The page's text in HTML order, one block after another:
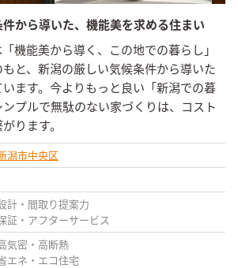
から導いた、機能美を求める住まい
機能美から導く、この地での暮らし」
もと、新潟の厳しい気候条件から導いた
ます。今よりもっと良い「新潟での暮
プルで無駄のない家づくりは、コスト
ります。
潟市中央区
計・間取り提案力
証・アフターサービス
気密・高断熱
エネ・エコ住宅